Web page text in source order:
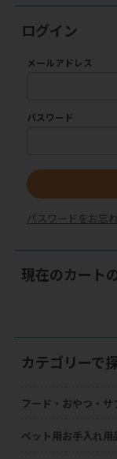
ログイン
メールアドレス
パスワード
パスワードをお忘
現在のカート
カテゴリーで
フード・おやつ・サ
ペット用お手入れ用